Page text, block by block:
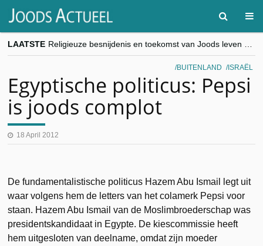
LAATSTE
“Besnijdenisdebat toont hoe moeilijk seculiere Westen minderheden begrijpt”, Jinnih Beels (Vooruit)
CITYTRIP | ROEMENIË – Boekarest: de verrassing van Oost-Europa
“Vandaag zit elke Jood in België op de beklaagdenbank”
BUITENLAND ISRAËL
Egyptische politicus: Pepsi
is joods complot
18 April 2012
De fundamentalistische politicus Hazem Abu Ismail legt uit
waar volgens hem de letters van het colamerk Pepsi voor
staan. Hazem Abu Ismail van de Moslimbroederschap was
presidentskandidaat in Egypte. De kiescommissie heeft
hem uitgesloten van deelname, omdat zijn moeder